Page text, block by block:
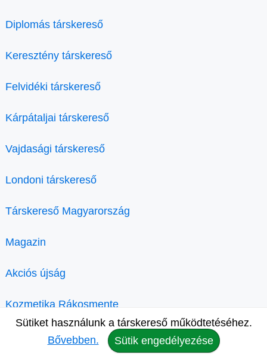
Diplomás társkereső
Keresztény társkereső
Felvidéki társkereső
Kárpátaljai társkereső
Vajdasági társkereső
Londoni társkereső
Társkereső Magyarország
Magazin
Akciós újság
Kozmetika Rákosmente
Sütiket használunk a társkereső működtetéséhez.
Bővebben.
Sütik engedélyezése